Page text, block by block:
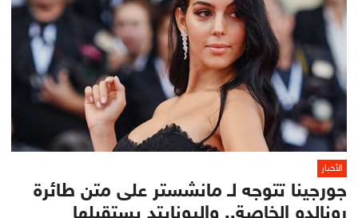
الأخبار
جورجينا تتوجه لـ مانشستر على متن طائرة